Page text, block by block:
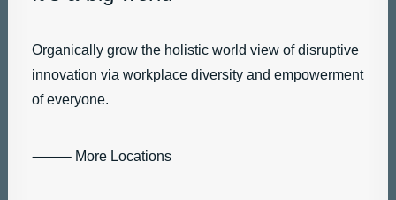
Organically grow the holistic world view of disruptive
innovation via workplace diversity and empowerment
of everyone.
⸻ More Locations